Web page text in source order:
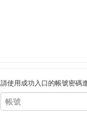
請使用成功入口的帳號密碼